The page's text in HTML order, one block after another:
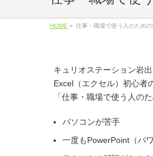
HOME » 仕事・職場で使う人のため
キュリオステーション岩出
Excel（エクセル）初心者
「仕事・職場で使う人の
パソコンが苦手
一度もPowerPoint（パ